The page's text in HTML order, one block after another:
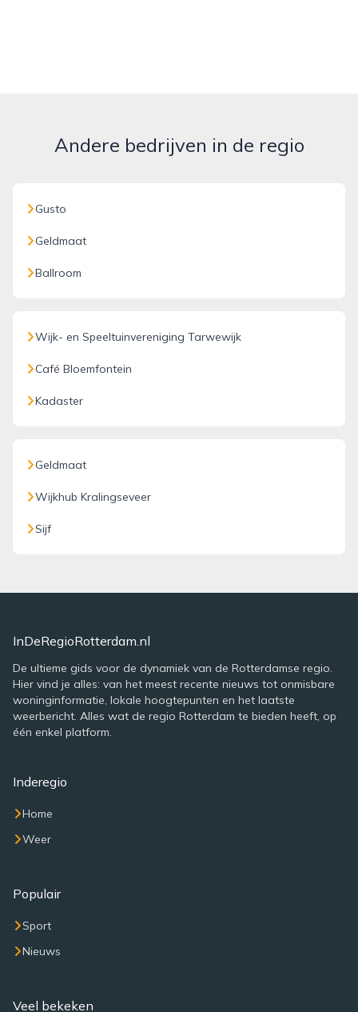
Andere bedrijven in de regio
Gusto
Geldmaat
Ballroom
Wijk- en Speeltuinvereniging Tarwewijk
Café Bloemfontein
Kadaster
Geldmaat
Wijkhub Kralingseveer
Sijf
InDeRegioRotterdam.nl
De ultieme gids voor de dynamiek van de Rotterdamse regio.
Hier vind je alles: van het meest recente nieuws tot onmisbare
woninginformatie, lokale hoogtepunten en het laatste
weerbericht. Alles wat de regio Rotterdam te bieden heeft, op
één enkel platform.
Inderegio
Home
Weer
Populair
Sport
Nieuws
Veel bekeken